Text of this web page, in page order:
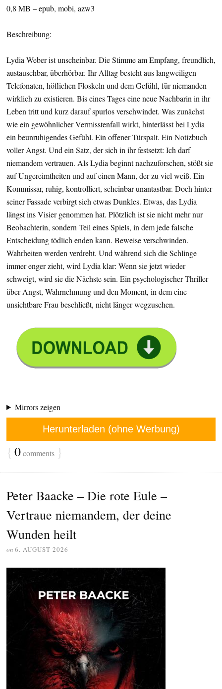
0,8 MB – epub, mobi, azw3
Beschreibung:
Lydia Weber ist unscheinbar. Die Stimme am Empfang, freundlich,
austauschbar, überhörbar. Ihr Alltag besteht aus langweiligen
Telefonaten, höflichen Floskeln und dem Gefühl, für niemanden
wirklich zu existieren. Bis eines Tages eine neue Nachbarin in ihr
Leben tritt und kurz darauf spurlos verschwindet. Was zunächst
wie ein gewöhnlicher Vermisstenfall wirkt, hinterlässt bei Lydia
ein beunruhigendes Gefühl. Ein offener Türspalt. Ein Notizbuch
voller Angst. Und ein Satz, der sich in ihr festsetzt: Ich darf
niemandem vertrauen. Als Lydia beginnt nachzuforschen, stößt sie
auf Ungereimtheiten und auf einen Mann, der zu viel weiß. Ein
Kommissar, ruhig, kontrolliert, scheinbar unantastbar. Doch hinter
seiner Fassade verbirgt sich etwas Dunkles. Etwas, das Lydia
längst ins Visier genommen hat. Plötzlich ist sie nicht mehr nur
Beobachterin, sondern Teil eines Spiels, in dem jede falsche
Entscheidung tödlich enden kann. Beweise verschwinden.
Wahrheiten werden verdreht. Und während sich die Schlinge
immer enger zieht, wird Lydia klar: Wenn sie jetzt wieder
schweigt, wird sie die Nächste sein. Ein psychologischer Thriller
über Angst, Wahrnehmung und den Moment, in dem eine
unsichtbare Frau beschließt, nicht länger wegzusehen.
Mirrors zeigen
Herunterladen (ohne Werbung)
{ 0comments }
Peter Baacke – Die rote Eule –
Vertraue niemandem, der deine
Wunden heilt
on 6. AUGUST 2026